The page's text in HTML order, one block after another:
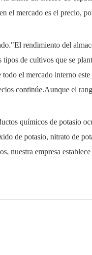
el mercado es el precio,
rendimiento del
de cultivos que se
el mercado interno
continúe.Aunque el
químicos de potasio
de potasio, nitrato de
nuestra empresa